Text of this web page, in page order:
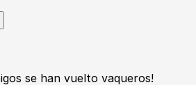
se han vuelto vaqueros!